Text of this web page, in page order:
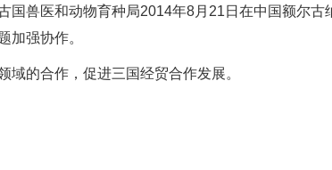
国兽医和动物育种局2014年8月21日在中国额尔古
加强协作。
的合作，促进三国经贸合作发展。